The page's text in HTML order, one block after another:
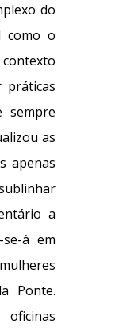
do
como o
práticas
sempre
as
apenas
a
á em
Ponte.